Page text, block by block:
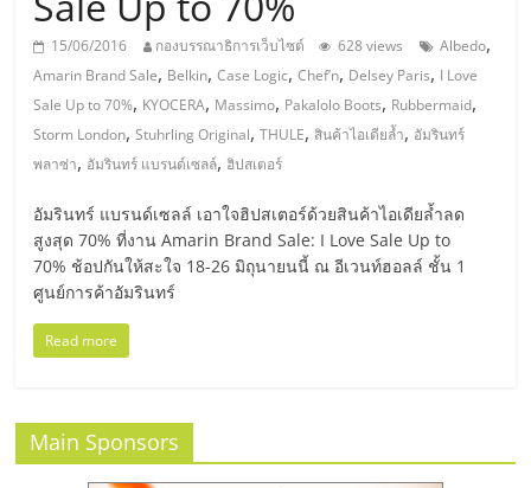
ส
เอ็
มอี
ไทย,
SMEs,
แฟ
รน
15/06/2016 กองบรรณาธิการเว็บไซต์ 628 views Albedo,
Amarin Brand Sale, Belkin,Case Logic,Chef’n, Delsey Paris, I Love
Sale Up to 70%, KYOCERA, Massimo, Pakalolo Boots, Rubbermaid,
Storm London,Stuhrling Original,THULE,สินค้าไอเดียล้ำ, อัมรินทร์
พลาซ่า, อัมรินทร์ แบรนด์เซลล์,ฮิปสเตอร์
อัมรินทร์ แบรนด์เซลล์ เอาใจฮิปสเตอร์ด้วยสินค้าไอเดียล้ำลด
สูงสุด 70% ที่งาน Amarin Brand Sale: I Love Sale Up to
70% ช้อปกันให้สะใจ 18-26 มิถุนายนนี้ ณ อีเวนท์ฮอลล์ ชั้น 1
ศูนย์การค้าอัมรินทร์
Read more
Main Sponsors